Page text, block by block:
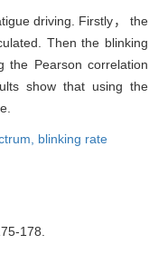
driving. Firstly， the
Then the blinking
the Pearson correlation
show that using the
blinking rate
178.